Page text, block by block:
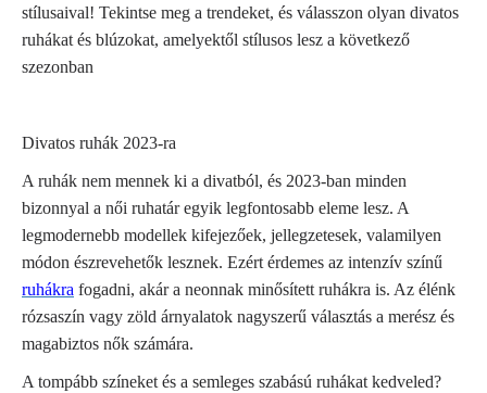
stílusaival! Tekintse meg a trendeket, és válasszon olyan divatos
ruhákat és blúzokat, amelyektől stílusos lesz a következő
szezonban
Divatos ruhák 2023-ra
A ruhák nem mennek ki a divatból, és 2023-ban minden
bizonnyal a női ruhatár egyik legfontosabb eleme lesz. A
legmodernebb modellek kifejezőek, jellegzetesek, valamilyen
módon észrevehetők lesznek. Ezért érdemes az intenzív színű
ruhákra fogadni, akár a neonnak minősített ruhákra is. Az élénk
rózsaszín vagy zöld árnyalatok nagyszerű választás a merész és
magabiztos nők számára.
A tompább színeket és a semleges szabású ruhákat kedveled?